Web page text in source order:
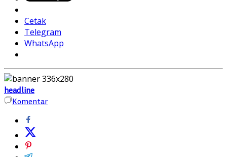
Cetak
Telegram
WhatsApp
headline
Komentar